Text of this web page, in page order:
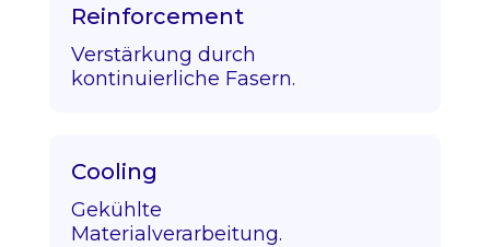
Reinforcement
Verstärkung durch
kontinuierliche Fasern.
Cooling
Gekühlte
Materialverarbeitung.